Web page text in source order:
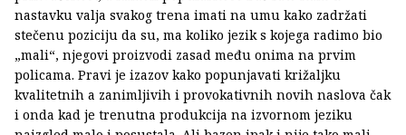
nastavku valja svakog trena imati na umu kako zadržati
stečenu poziciju da su, ma koliko jezik s kojega radimo bio
„mali“, njegovi proizvodi zasad među onima na prvim
policama. Pravi je izazov kako popunjavati križaljku
kvalitetnih a zanimljivih i provokativnih novih naslova čak
i onda kad je trenutna produkcija na izvornom jeziku